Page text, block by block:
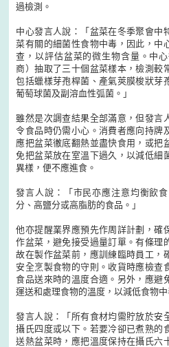
過檢測。
中心發言人說：「盆菜在冬季聚會中
菜有關的細菌性食物中毒，因此，中
查，以評估盆菜的微生物含量。中
商）抽取了三十個盆菜樣本，檢測較
包括蠟樣芽孢桿菌、產氣莢膜梭狀芽
葡萄球菌及副溶血性弧菌。」
雖然是次調查結果全部滿意，但發言
令食品時仍需小心。消費者應向持牌
應把盆菜徹底翻熱並盡快食用，或把
免把盆菜放在室溫下過久，以減低細
異樣，便不應進食。
發言人說：「市民亦應注意均衡飲
分、高鹽分或高脂肪的食品。」
他亦提醒業界應預先作周詳計劃，確
作盆菜，避免接受過量訂單。有條理
故在製作盆菜前，應訓練臨時員工，
安全烹製食物的守則。收貨時應檢查
食品送來時的溫度合適。另外，應避
運送和處理食物的溫度，以減低食物中
發言人說：「所有食材均需貯放於安
攝氏四度或以下。若要冷卻已煮熟的
送熱盆菜時，應把溫度保持在攝氏六